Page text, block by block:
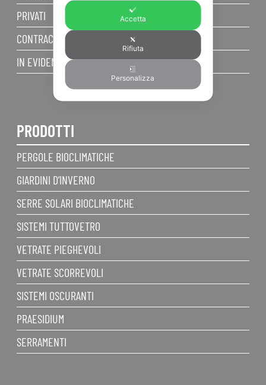
PRIVATI
CONTRACT
IN EVIDENZA
PRODOTTI
PERGOLE BIOCLIMATICHE
GIARDINI D’INVERNO
SERRE SOLARI BIOCLIMATICHE
SISTEMI TUTTOVETRO
VETRATE PIEGHEVOLI
VETRATE SCORREVOLI
SISTEMI OSCURANTI
PRAESIDIUM
SERRAMENTI
Accetta
Rifiuta
Personalizza